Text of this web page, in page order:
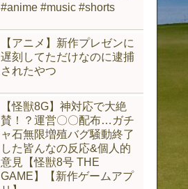
#anime #music #shorts
【アニメ】新作プレゼンに
遅刻してただけなのに逮捕
されたやつ
【怪獣8G】神対応で大絶
賛！？運営〇〇配布…ガチ
ャ石無限増殖バグ騒動終了
した皆んなの反応&個人的
意見【怪獣8号 THE
GAME】【新作ゲームアプ